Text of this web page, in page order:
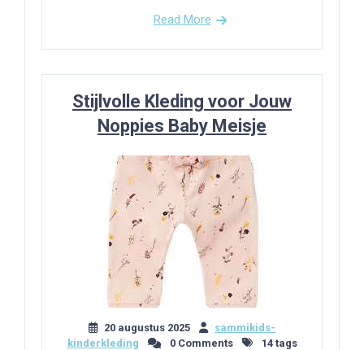
Read More
Stijlvolle Kleding voor Jouw
Noppies Baby Meisje
20 augustus 2025
sammikids-
kinderkleding
0 Comments 14 tags